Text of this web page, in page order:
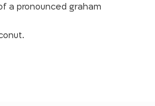
a pronounced graham